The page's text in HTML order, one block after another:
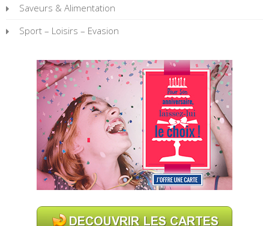
Saveurs & Alimentation
Sport – Loisirs – Evasion